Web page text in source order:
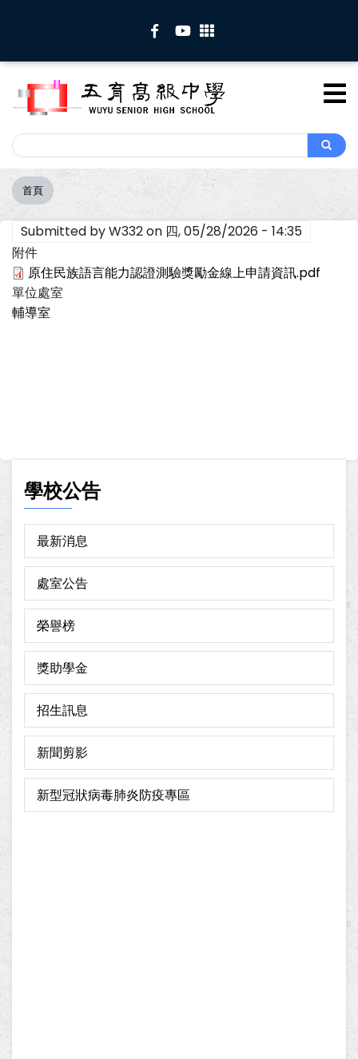
內
Search
Search
導
航
連
結
首頁
Submitted byW332on 四, 05/28/2026 - 14:35
附件
原住民族語言能力認證測驗獎勵金線上申請資訊.pdf
單位處室
輔導室
學校公告
最新消息
處室公告
榮譽榜
獎助學金
招生訊息
新聞剪影
新型冠狀病毒肺炎防疫專區